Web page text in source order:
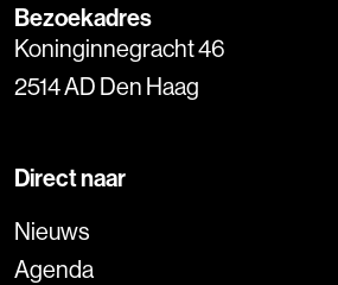
Bezoekadres
Koninginnegracht 46
2514 AD Den Haag
Direct naar
Nieuws
Agenda